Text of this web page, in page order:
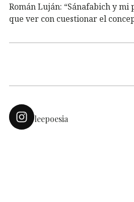
Román Luján: “Sánafabich y mi
que ver con cuestionar el
leepoesia